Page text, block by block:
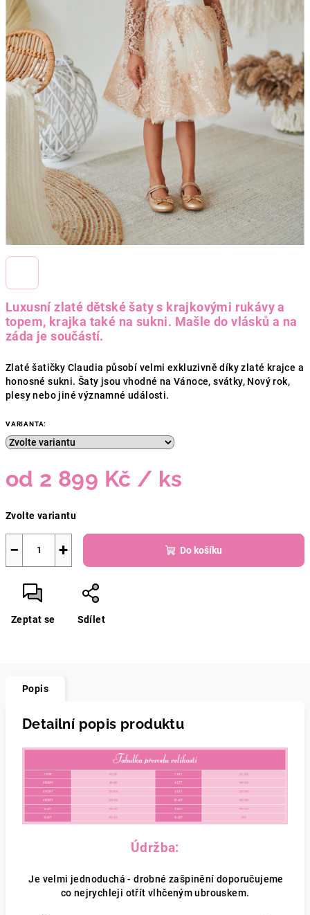
Luxusní zlaté dětskéšaty s krajkovými rukávy a
topem, krajka také na sukni. Mašle do vlásků a na
záda je součástí.
Zlaté šatičky Claudia působí velmi exkluzivně díky zlaté krajce a
honosné sukni. Šaty jsou vhodné na Vánoce, svátky, Nový rok,
plesy nebo jiné významné události.
VARIANTA:
od 2 899 Kč / ks
cena:
Zvolte variantu
+
− Do košíku
Zeptat se Sdílet
Popis
Detailní popis produktu
Údržba:
Je velmi jednoduchá - drobné zašpinění doporučujeme
co nejrychleji otřít vlhčeným ubrouskem.